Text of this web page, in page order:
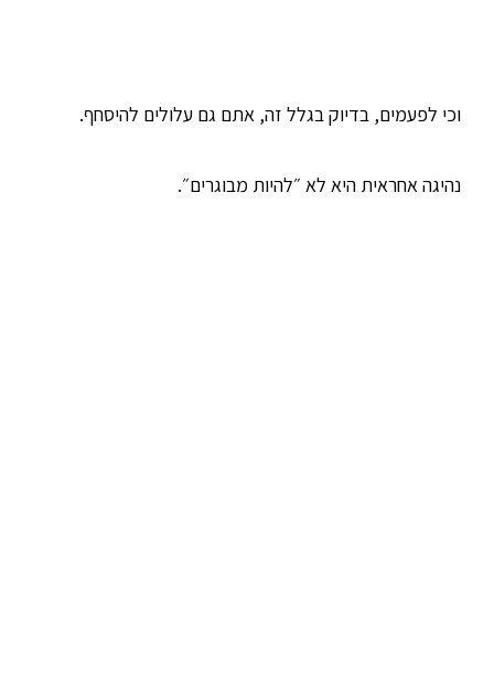
וכי לפעמים, בדיוק בגלל זה, אתם גם עלולים להיסחף.
נהיגה אחראית היא לא ״להיות מבוגרים״.